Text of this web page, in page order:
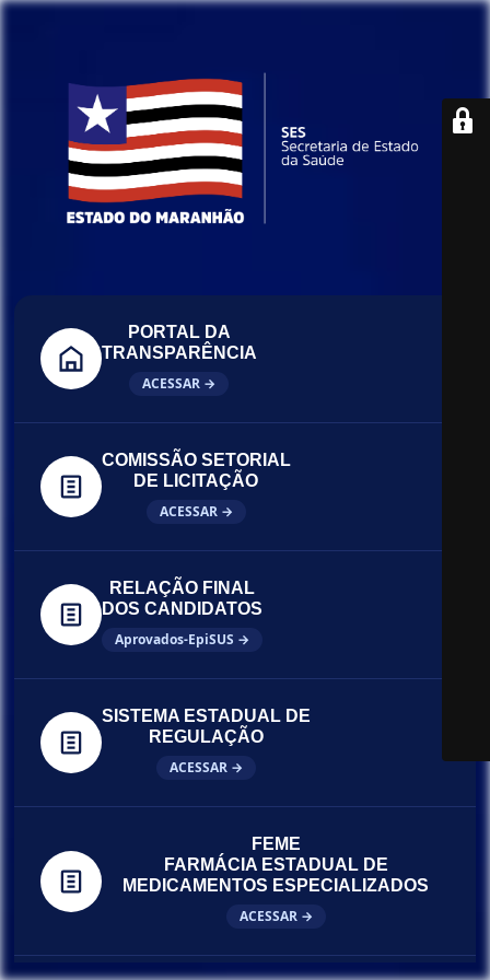
PORTAL DA
TRANSPARÊNCIA
ACESSAR →
COMISSÃO SETORIAL
DE LICITAÇÃO
ACESSAR →
RELAÇÃO FINAL
DOS CANDIDATOS
Aprovados-EpiSUS →
SISTEMA ESTADUAL DE
REGULAÇÃO
ACESSAR →
FEME
FARMÁCIA ESTADUAL DE
MEDICAMENTOS ESPECIALIZADOS
ACESSAR →